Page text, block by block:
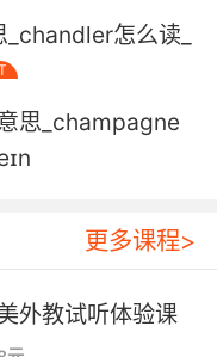
bulb in the
gymnast.
来了
20 feet and
怎么读_
思_champagne
更多课程>
外教试听体验课